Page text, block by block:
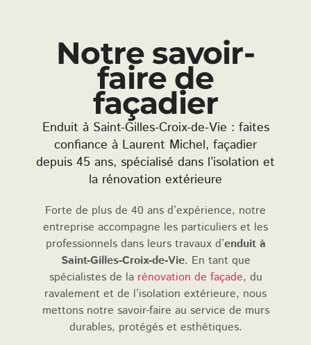
Notre savoir-
faire de
façadier
Enduit à Saint-Gilles-Croix-de-Vie : faites
confiance à Laurent Michel, façadier
depuis 45 ans, spécialisé dans l’isolation et
la rénovation extérieure
Forte de plus de 40 ans d’expérience, notre
entreprise accompagne les particuliers et les
professionnels dans leurs travaux d’enduit à
Saint-Gilles-Croix-de-Vie. En tant que
spécialistes de la rénovation de façade, du
ravalement et de l’isolation extérieure, nous
mettons notre savoir-faire au service de murs
durables, protégés et esthétiques.